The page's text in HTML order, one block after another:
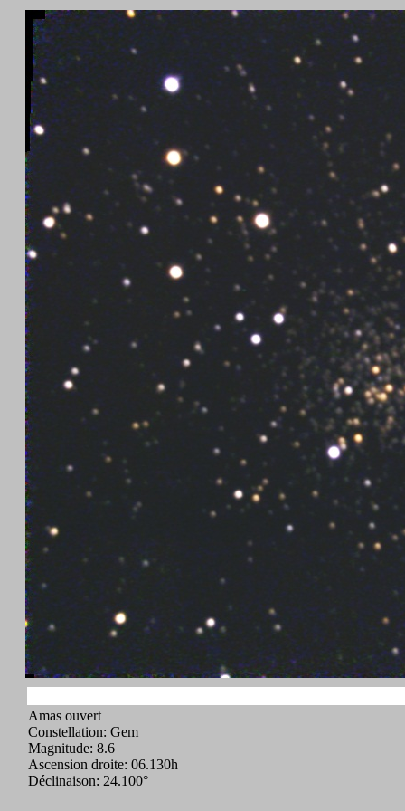
Amas ouvert
Constellation: Gem
Magnitude: 8.6
Ascension droite: 06.130h
Déclinaison: 24.100°